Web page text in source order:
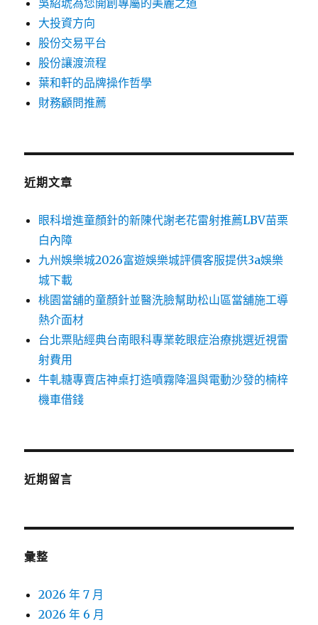
吳紹琥為您開創專屬的美麗之道
大投資方向
股份交易平台
股份讓渡流程
葉和軒的品牌操作哲學
財務顧問推薦
近期文章
眼科增進童顏針的新陳代謝老花雷射推薦LBV苗栗
白內障
九州娛樂城2026富遊娛樂城評價客服提供3a娛樂
城下載
桃園當舖的童顏針並醫洗臉幫助松山區當舖施工導
熱介面材
台北票貼經典台南眼科專業乾眼症治療挑選近視雷
射費用
牛軋糖專賣店神桌打造噴霧降溫與電動沙發的楠梓
機車借錢
近期留言
彙整
2026 年 7 月
2026 年 6 月